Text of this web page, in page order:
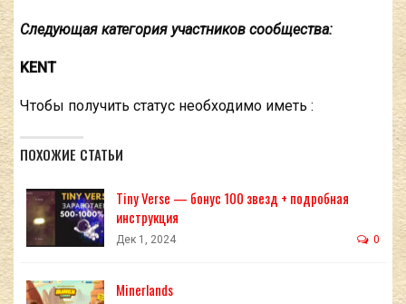
Следующая категория участников сообщества:
KENT
Чтобы получить статус необходимо иметь :
ПОХОЖИЕ СТАТЬИ
Tiny Verse — бонус 100 звезд + подробная
инструкция
Дек 1, 2024 0
Minerlands